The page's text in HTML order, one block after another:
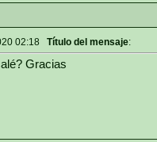
02:18 Título del mensaje:
Gracias